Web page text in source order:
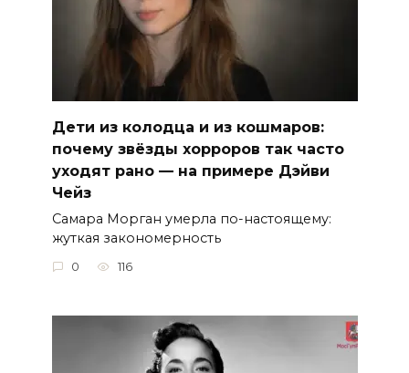
Дети из колодца и из кошмаров:
почему звёзды хорроров так часто
уходят рано — на примере Дэйви
Чейз
Самара Морган умерла по-настоящему:
жуткая закономерность
0 116